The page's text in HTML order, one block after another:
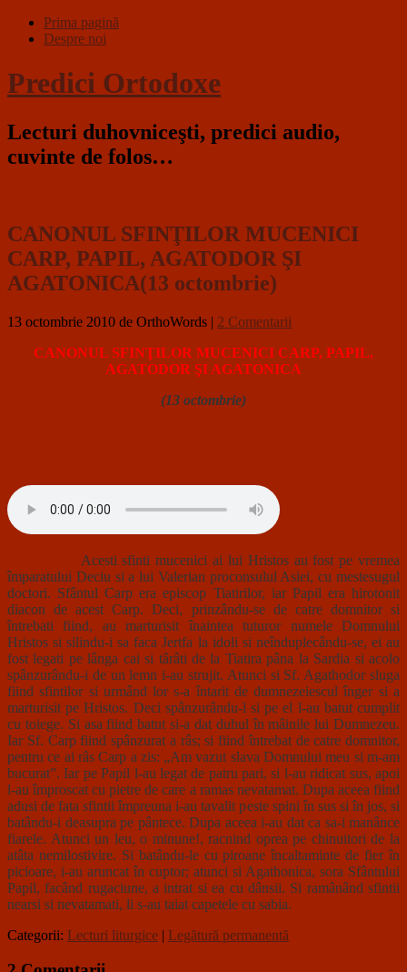
Prima pagină
Despre noi
Predici Ortodoxe
Lecturi duhovniceşti, predici audio,
cuvinte de folos…
CANONUL SFINŢILOR MUCENICI
CARP, PAPIL, AGATODOR ŞI
AGATONICA(13 octombrie)
13 octombrie 2010 de OrthoWords | 2 Comentarii
CANONUL SFINŢILOR MUCENICI CARP, PAPIL,
AGATODOR ŞI AGATONICA
(13 octombrie)
Acesti sfinti mucenici ai lui Hristos au fost pe vremea
împaratului Deciu si a lui Valerian proconsulul Asiei, cu mestesugul
doctori. Sfântul Carp era episcop Tiatirilor, iar Papil era hirotonit
diacon de acest Carp. Deci, prinzându-se de catre domnitor si
întrebati fiind, au marturisit înaintea tuturor numele Domnului
Hristos si silindu-i sa faca Jertfa la idoli si neînduplecându-se, ei au
fost legati pe lânga cai si târâti de la Tiatira pâna la Sardia si acolo
spânzurându-i de un lemn i-au strujit. Atunci si Sf. Agathodor sluga
fiind sfintilor si urmând lor s-a întarit de dumnezeiescul înger si a
marturisit pe Hristos. Deci spânzurându-l si pe el l-au batut cumplit
cu toiege. Si asa fiind batut si-a dat duhul în mâinile lui Dumnezeu.
Iar Sf. Carp fiind spânzurat a râs; si fiind întrebat de catre domnitor,
pentru ce ai râs Carp a zis: „Am vazut slava Domnului meu si m-am
bucurat”. Iar pe Papil l-au legat de patru pari, si l-au ridicat sus, apoi
l-au împroscat cu pietre de care a ramas nevatamat. Dupa aceea fiind
adusi de fata sfintii împreuna i-au tavalit peste spini în sus si în jos, si
batându-i deasupra pe pântece. Dupa aceea i-au dat ca sa-i manânce
fiarele. Atunci un leu, o minune!, racnind oprea pe chinuitori de la
atâta nemilostivire. Si batându-le cu piroane încaltaminte de fier în
picioare, i-au aruncat în cuptor; atunci si Agathonica, sora Sfântului
Papil, facând rugaciune, a intrat si ea cu dânsii. Si ramânând sfintii
nearsi si nevatamati, li s-au taiat capetele cu sabia.
Categorii: Lecturi liturgice | Legătură permanentă